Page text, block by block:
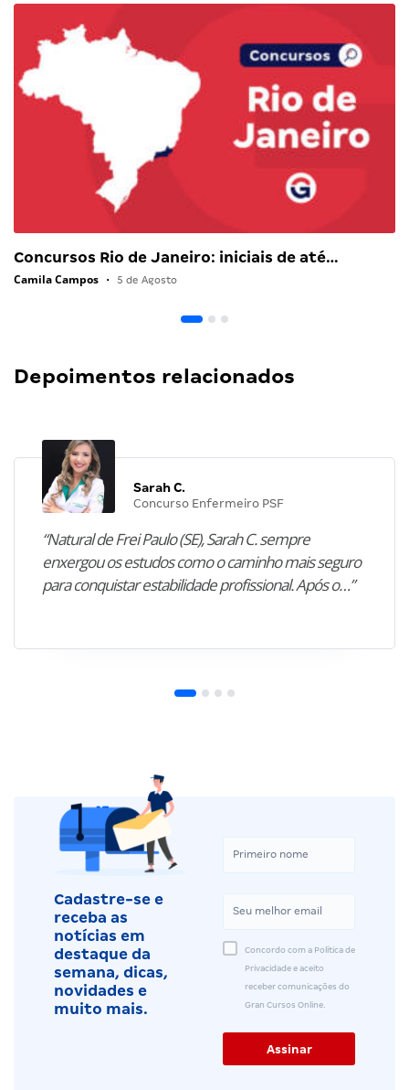
Concursos Rio de Janeiro: iniciais de até…
Camila Campos • 5 de Agosto
Depoimentos relacionados
Sarah C.
Concurso Enfermeiro PSF
“Natural de Frei Paulo (SE), Sarah C. sempre
enxergou os estudos como o caminho mais seguro
para conquistar estabilidade profissional. Após o…”
Cadastre-se e
receba as
notícias em
destaque da
semana, dicas,
novidades e
muito mais.
Concordo com a Política de
Privacidade e aceito
receber comunicações do
Gran Cursos Online.